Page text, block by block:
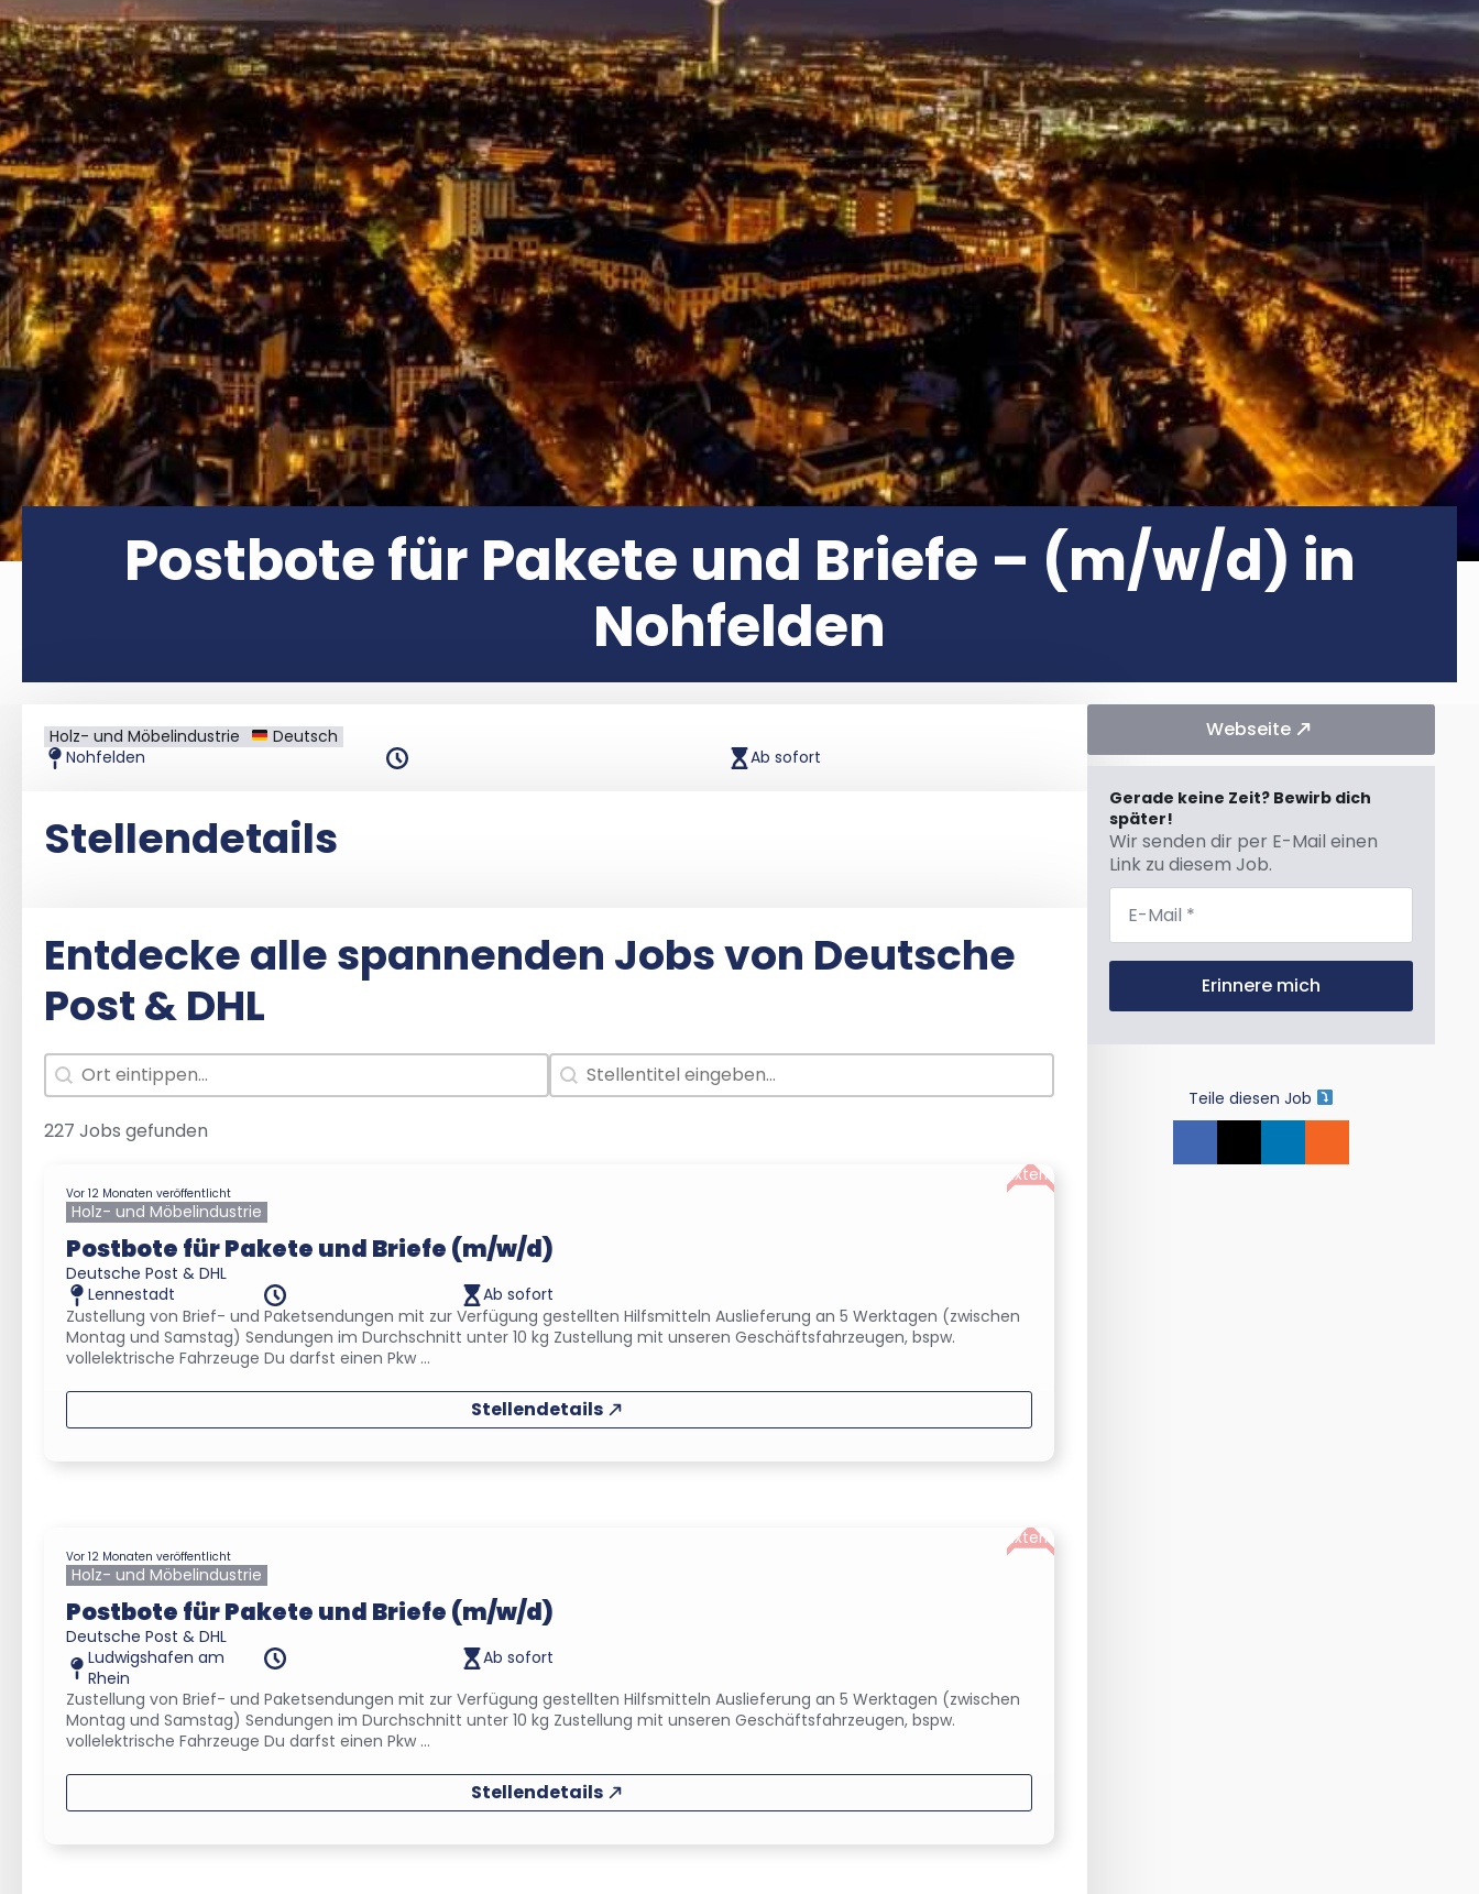
Postbote für Pakete und Briefe – (m/w/d) in
Nohfelden
Holz- und Möbelindustrie
Deutsch
Nohfelden
Ab sofort
Stellendetails
Entdecke alle spannenden Jobs von Deutsche
Post & DHL
Arbeitsort
Search content Jobtitel
Search content
227 Jobs gefunden
Vor 12 Monaten veröffentlicht
Holz- und Möbelindustrie
Postbote für Pakete und Briefe (m/w/d)
Deutsche Post & DHL
Lennestadt
Ab sofort
Zustellung von Brief- und Paketsendungen mit zur Verfügung gestellten Hilfsmitteln Auslieferung an 5 Werktagen (zwischen
Montag und Samstag) Sendungen im Durchschnitt unter 10 kg Zustellung mit unseren Geschäftsfahrzeugen, bspw.
vollelektrische Fahrzeuge Du darfst einen Pkw ...
Extern
Stellendetails
Vor 12 Monaten veröffentlicht
Holz- und Möbelindustrie
Postbote für Pakete und Briefe (m/w/d)
Deutsche Post & DHL
Ludwigshafen am
Rhein
Ab sofort
Zustellung von Brief- und Paketsendungen mit zur Verfügung gestellten Hilfsmitteln Auslieferung an 5 Werktagen (zwischen
Montag und Samstag) Sendungen im Durchschnitt unter 10 kg Zustellung mit unseren Geschäftsfahrzeugen, bspw.
vollelektrische Fahrzeuge Du darfst einen Pkw ...
Extern
Stellendetails
Webseite
Gerade keine Zeit? Bewirb dich
später!
Wir senden dir per E-Mail einen
Link zu diesem Job.
E-
Mail
Erinnere mich
Teile diesen Job